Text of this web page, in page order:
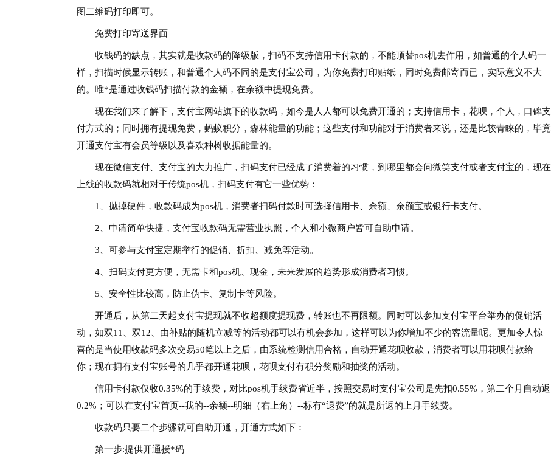
图二维码打印即可。
免费打印寄送界面
收钱码的缺点，其实就是收款码的降级版，扫码不支持信用卡付款的，不能顶替pos机去作用，如普通的个人码一
样，扫描时候显示转账，和普通个人码不同的是支付宝公司，为你免费打印贴纸，同时免费邮寄而已，实际意义不大
的。唯*是通过收钱码扫描付款的金额，在余额中提现免费。
现在我们来了解下，支付宝网站旗下的收款码，如今是人人都可以免费开通的；支持信用卡，花呗，个人，口碑支
付方式的；同时拥有提现免费，蚂蚁积分，森林能量的功能；这些支付和功能对于消费者来说，还是比较青睐的，毕竟
开通支付宝有会员等级以及喜欢种树收据能量的。
现在微信支付、支付宝的大力推广，扫码支付已经成了消费着的习惯，到哪里都会问微笑支付或者支付宝的，现在
上线的收款码就相对于传统pos机，扫码支付有它一些优势：
1、抛掉硬件，收款码成为pos机，消费者扫码付款时可选择信用卡、余额、余额宝或银行卡支付。
2、申请简单快捷，支付宝收款码无需营业执照，个人和小微商户皆可自助申请。
3、可参与支付宝定期举行的促销、折扣、减免等活动。
4、扫码支付更方便，无需卡和pos机、现金，未来发展的趋势形成消费者习惯。
5、安全性比较高，防止伪卡、复制卡等风险。
开通后，从第二天起支付宝提现就不收超额度提现费，转账也不再限额。同时可以参加支付宝平台举办的促销活
动，如双11、双12、由补贴的随机立减等的活动都可以有机会参加，这样可以为你增加不少的客流量呢。更加令人惊
喜的是当使用收款码多次交易50笔以上之后，由系统检测信用合格，自动开通花呗收款，消费者可以用花呗付款给
你；现在拥有支付宝账号的几乎都开通花呗，花呗支付有积分奖励和抽奖的活动。
信用卡付款仅收0.35%的手续费，对比pos机手续费省近半，按照交易时支付宝公司是先扣0.55%，第二个月自动返
0.2%；可以在支付宝首页--我的--余额--明细（右上角）--标有“退费”的就是所返的上月手续费。
收款码只要二个步骤就可自助开通，开通方式如下：
第一步:提供开通授*码